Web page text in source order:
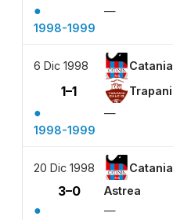
●
—
1998-1999
6 Dic 1998 Catania
1–1 Trapani
●
—
1998-1999
20 Dic 1998 Catania
3–0 Astrea
●
—